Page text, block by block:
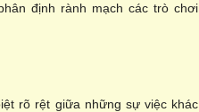
định rành mạch các trò chơi
rõ rệt giữa những sự việc khác